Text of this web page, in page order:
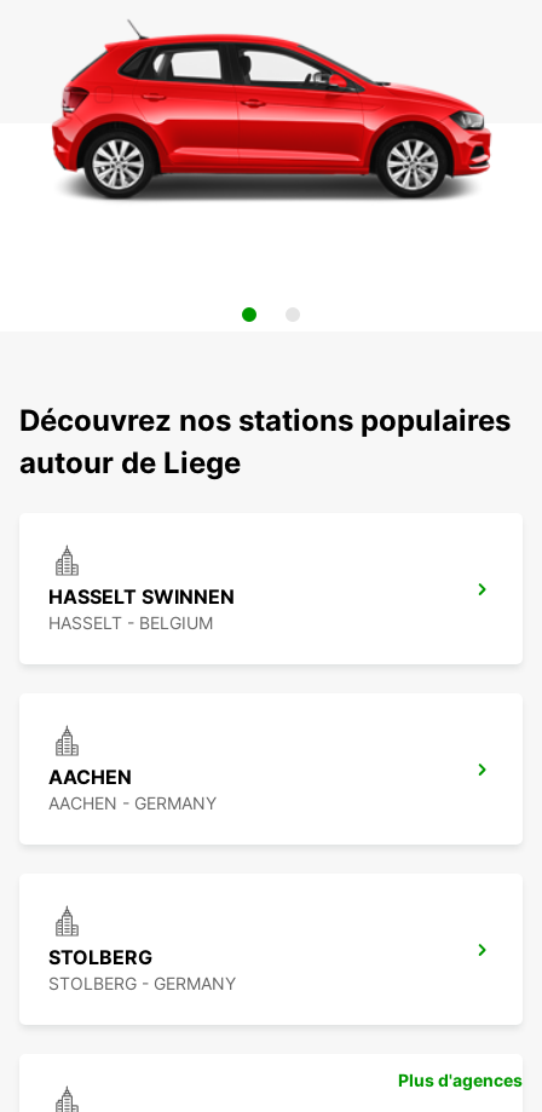
Découvrez nos stations populaires
autour de Liege
HASSELT SWINNEN
HASSELT - BELGIUM
AACHEN
AACHEN - GERMANY
STOLBERG
STOLBERG - GERMANY
Plus d'agences